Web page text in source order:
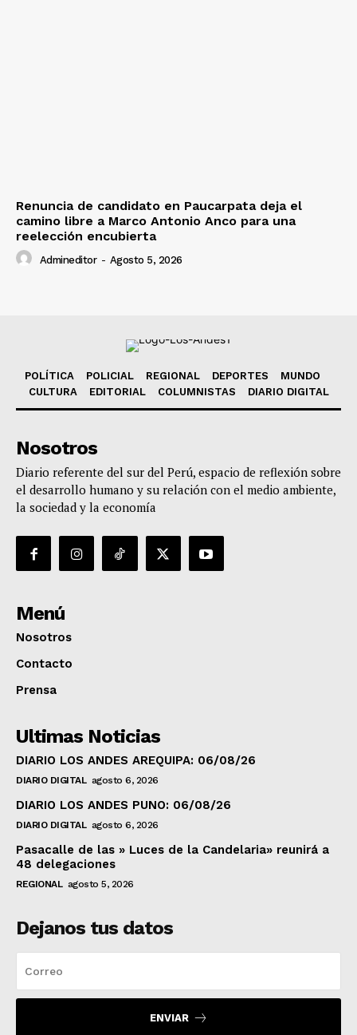
Renuncia de candidato en Paucarpata deja el
camino libre a Marco Antonio Anco para una
reelección encubierta
Admineditor - Agosto 5, 2026
POLÍTICA POLICIAL REGIONAL DEPORTES
MUNDO
CULTURA
EDITORIAL COLUMNISTAS DIARIO DIGITAL
Nosotros
Diario referente del sur del Perú, espacio de reflexión sobre
el desarrollo humano y su relación con el medio ambiente,
la sociedad y la economía
Menú
Nosotros
Contacto
Prensa
Ultimas Noticias
DIARIO LOS ANDES AREQUIPA: 06/08/26
DIARIO DIGITAL agosto 6, 2026
DIARIO LOS ANDES PUNO: 06/08/26
DIARIO DIGITAL agosto 6, 2026
Pasacalle de las » Luces de la Candelaria» reunirá a
48 delegaciones
REGIONAL agosto 5, 2026
Dejanos tus datos
ENVIAR